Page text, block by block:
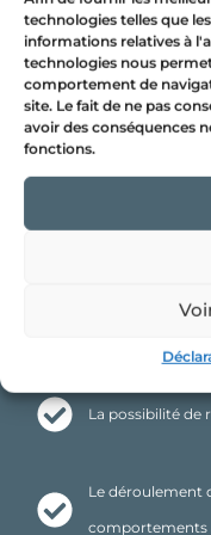
technologies telles que
informations relatives à
technologies nous
comportement de
site. Le fait de ne pas
avoir des conséquences
fonctions.
vocabulaire
les
outils
à
médiation
expertises
psychosociales,
Le choix de se
seul.
Les types de
La possibilité de
Le déroulement
comportements